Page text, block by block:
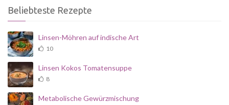
Beliebteste Rezepte
Linsen-Möhren auf indische Art
10
Linsen Kokos Tomatensuppe
8
Metabolische Gewürzmischung